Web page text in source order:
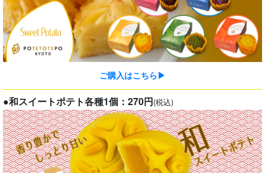
ご購入はこちら▶
●和スイートポテト各種1個：270円(税込)